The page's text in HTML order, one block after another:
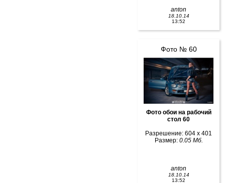
anton
18.10.14
13:52
Фото № 60
Фото обои на рабочий
стол 60
Разрешение: 604 x 401
Размер: 0.05 Мб.
anton
18.10.14
13:52